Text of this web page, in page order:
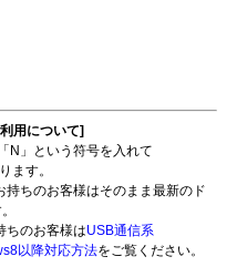
用について]
N」という符号を入れて
ます。
持ちのお客様はそのまま最新のド
ちのお客様はUSB通信系
以降対応方法をご覧ください。